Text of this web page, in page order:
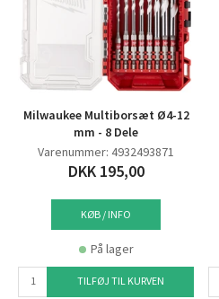
Milwaukee Multiborsæt Ø4-12
mm - 8 Dele
Varenummer: 4932493871
DKK 195,00
KØB / INFO
På lager
TILFØJ TIL KURVEN